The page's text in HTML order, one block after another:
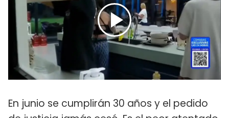
En junio se cumplirán 30 años y el pedido